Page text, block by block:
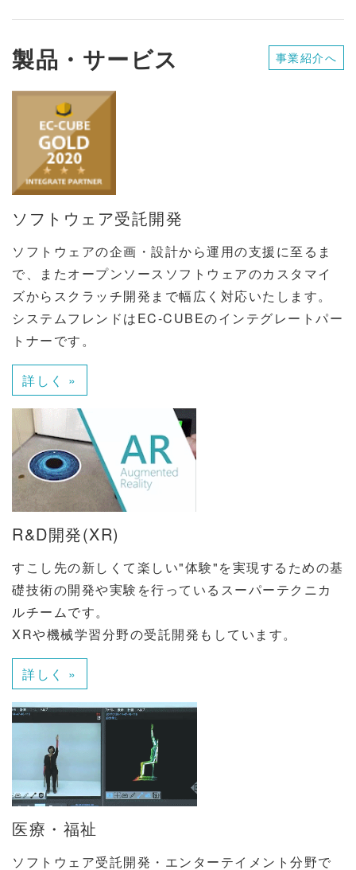
製品・サービス 事業紹介へ
ソフトウェア受託開発
ソフトウェアの企画・設計から運用の支援に至るま
で、またオープンソースソフトウェアのカスタマイ
ズからスクラッチ開発まで幅広く対応いたします。
システムフレンドはEC-CUBEのインテグレートパー
トナーです。
詳しく »
R&D開発(XR)
すこし先の新しくて楽しい"体験"を実現するための基
礎技術の開発や実験を行っているスーパーテクニカ
ルチームです。
XRや機械学習分野の受託開発もしています。
詳しく »
医療・福祉
ソフトウェア受託開発・エンターテイメント分野で